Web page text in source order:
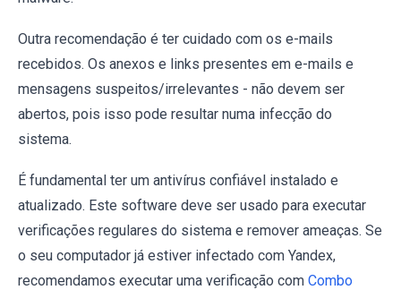
Outra recomendação é ter cuidado com os e-mails
recebidos. Os anexos e links presentes em e-mails e
mensagens suspeitos/irrelevantes - não devem ser
abertos, pois isso pode resultar numa infecção do
sistema.
É fundamental ter um antivírus confiável instalado e
atualizado. Este software deve ser usado para executar
verificações regulares do sistema e remover ameaças. Se
o seu computador já estiver infectado com Yandex,
recomendamos executar uma verificação com Combo